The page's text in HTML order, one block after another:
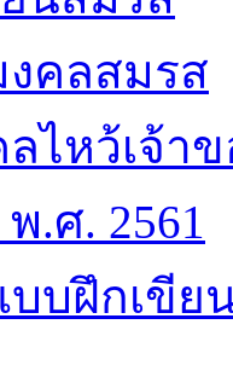
คลสมรส
ไหว้เจ้า
.ศ. 2561
บฝึกเขีย